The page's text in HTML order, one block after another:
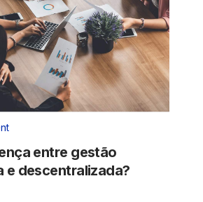
entre gestão
e descentralizada?